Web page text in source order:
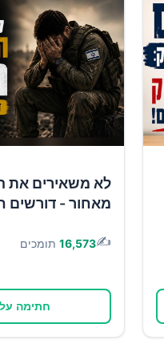
לא משאירים את
מאחור - דורשים
✍️
16,573 תומכים
חתימה